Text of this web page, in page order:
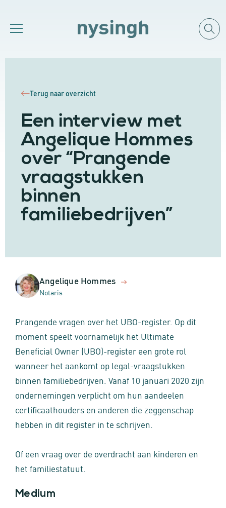
Terug naar overzicht
Een interview met
Angelique Hommes
over “Prangende
vraagstukken
binnen
familiebedrijven”
Angelique Hommes
Notaris
Prangende vragen over het UBO-register. Op dit
moment speelt voornamelijk het Ultimate
Beneficial Owner (UBO)-register een grote rol
wanneer het aankomt op legal-vraagstukken
binnen familiebedrijven. Vanaf 10 januari 2020 zijn
ondernemingen verplicht om hun aandeelen
certificaathouders en anderen die zeggenschap
hebben in dit register in te schrijven.
Of een vraag over de overdracht aan kinderen en
het familiestatuut.
Medium